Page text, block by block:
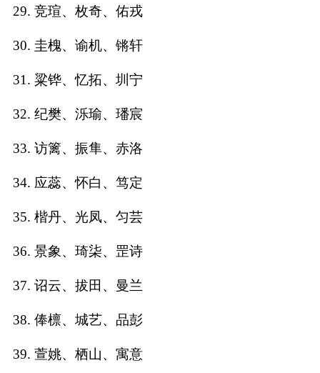
29. 竞瑄、枚奇、佑戎
30. 圭槐、谕机、锵轩
31. 粱铧、忆拓、圳宁
32. 纪樊、泺瑜、璠宸
33. 访篱、振隼、赤洛
34. 应蕊、怀白、笃定
35. 楷丹、光凤、匀芸
36. 景象、琦柒、罡诗
37. 诏云、拔田、曼兰
38. 俸檩、城艺、品彭
39. 萱姚、栖山、寓意